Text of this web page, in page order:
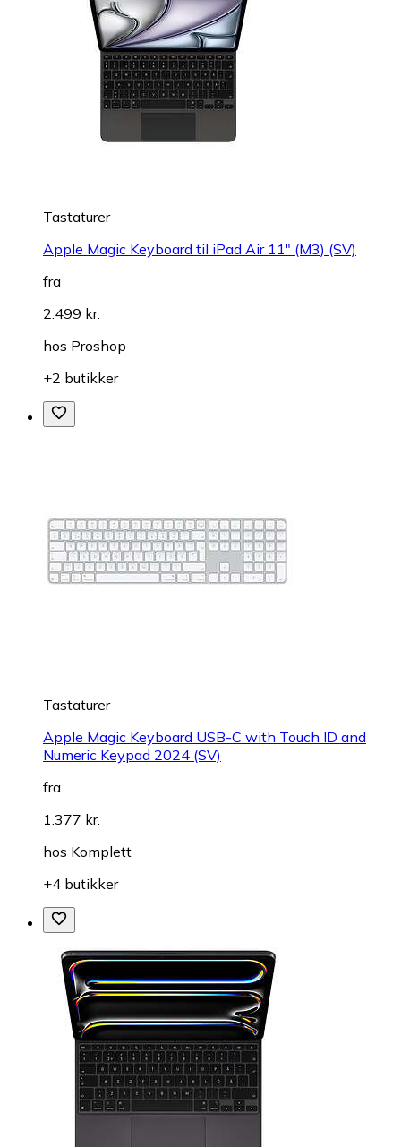
Tastaturer
Apple Magic Keyboard til iPad Air 11" (M3) (SV)
fra
2.499 kr.
hos Proshop
+2 butikker
Tastaturer
Apple Magic Keyboard USB-C with Touch ID and
Numeric Keypad 2024 (SV)
fra
1.377 kr.
hos Komplett
+4 butikker